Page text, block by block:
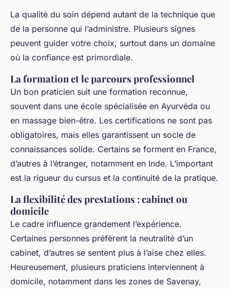
La qualité du soin dépend autant de la technique que
de la personne qui l’administre. Plusieurs signes
peuvent guider votre choix, surtout dans un domaine
où la confiance est primordiale.
La formation et le parcours professionnel
Un bon praticien suit une formation reconnue,
souvent dans une école spécialisée en Ayurvéda ou
en massage bien-être. Les certifications ne sont pas
obligatoires, mais elles garantissent un socle de
connaissances solide. Certains se forment en France,
d’autres à l’étranger, notamment en Inde. L’important
est la rigueur du cursus et la continuité de la pratique.
La flexibilité des prestations : cabinet ou
domicile
Le cadre influence grandement l’expérience.
Certaines personnes préfèrent la neutralité d’un
cabinet, d’autres se sentent plus à l’aise chez elles.
Heureusement, plusieurs praticiens interviennent à
domicile, notamment dans les zones de Savenay,